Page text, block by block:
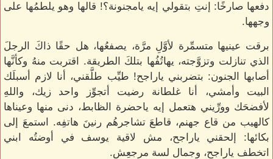
دفعها صارخًا: إنتِ بتقولي إيه يامجنونة؟! قالها وهو يلطمُها على
وجهها.
برقت عينيها متسمِّرة لأوَّلِ مرَّة، يصفعُها، هل حقًا ذاكَ الرجلَ
الذي تنازلت وتزوَّجته، يهاتُفُها بتلكَ الطريقة. اقتربت منهُ وكأنَّها
أصابها الجنون: بتضربني ياراجح! طيِّب طلَّقني، أنا لازم أسبلَك
البيت وأمشي، أنا غلطانة رضيت أتجوِّز واحد زيك، واللهِ
لأفضحَك وورِّيني هتعمل إيه ياحضرة الظابط، دنى منها وعيناها
كالهيب من قاع جهنم، قاطعَ تشاجرهُم رنينَ هاتفِه. استمعَ إلى
بكائها: إلحقني ياراجح، مش لاقية يوسف في أوضتُه ابني
اتخطف ياراجح، وجمال لسة مرجعِش.